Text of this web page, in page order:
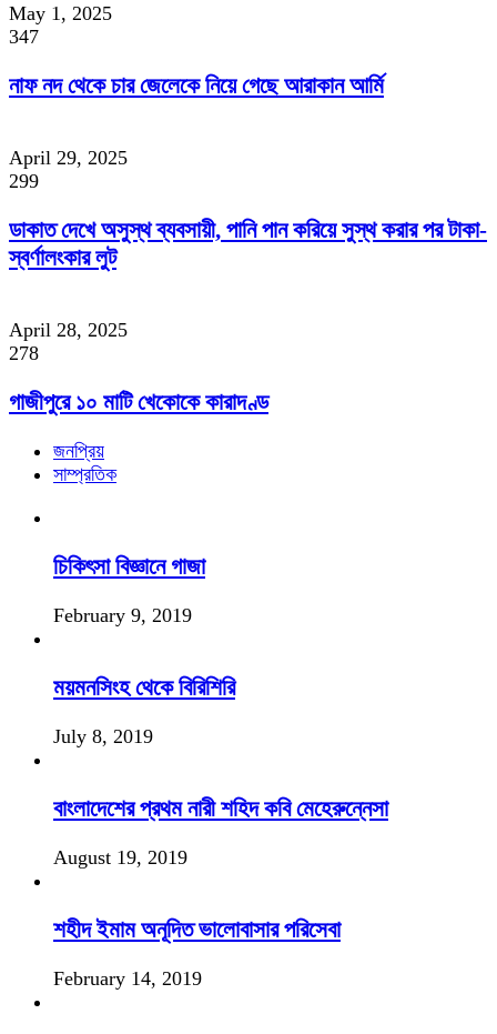
May 1, 2025
347
নাফ নদ থেকে চার জেলেকে নিয়ে গেছে আরাকান আর্মি
April 29, 2025
299
ডাকাত দেখে অসুস্থ ব্যবসায়ী, পানি পান করিয়ে সুস্থ করার পর টাকা-
স্বর্ণালংকার লুট
April 28, 2025
278
গাজীপুরে ১০ মাটি খেকোকে কারাদণ্ড
জনপ্রিয়
সাম্প্রতিক
চিকিৎসা বিজ্ঞানে গাজা
February 9, 2019
ময়মনসিংহ থেকে বিরিশিরি
July 8, 2019
বাংলাদেশের প্রথম নারী শহিদ কবি মেহেরুন্নেসা
August 19, 2019
শহীদ ইমাম অনূদিত ভালোবাসার পরিসেবা
February 14, 2019